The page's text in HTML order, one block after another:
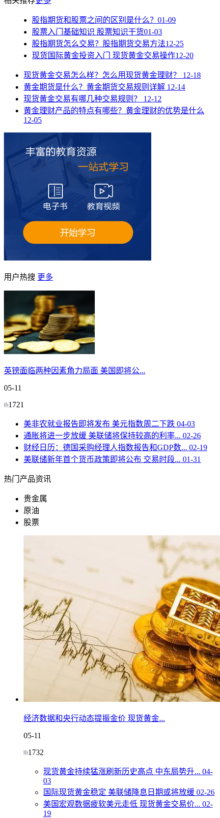
股指期货和股票之间的区别是什么？ 01-09
股票入门基础知识 股票知识干货01-03
股指期货怎么交易？股指期货交易方法12-25
现货国际黄金投资入门 现货黄金交易操作12-20
现货黄金交易怎么样？怎么用现货黄金理财？
12-18
黄金期货是什么？黄金期货交易规则详解 12-14
现货黄金交易有哪几种交易规则？
12-12
黄金理财产品的特点有哪些？黄金理财的优势是什么
12-05
用户热搜 更多
英镑面临两种因素角力局面 美国即将公...
05-11
1721
美非农就业报告即将发布 美元指数周二下跌 04-03
通胀将进一步放缓 美联储将保持较高的利率... 02-26
财经日历：德国采购经理人指数报告和GDP数... 02-19
美联储新年首个货币政策即将公布 交易时段... 01-31
热门产品资讯
贵金属
原油
股票
经济数据和央行动态提振金价 现货黄金...
05-11
1732
现货黄金持续猛涨刷新历史高点 中东局势升... 04-
03
国际现货黄金稳定 美联储降息日期或将放缓 02-26
美国宏观数据疲软美元走低 现货黄金交易价... 02-
19